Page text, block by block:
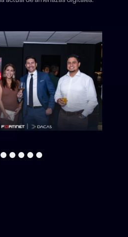
5 6